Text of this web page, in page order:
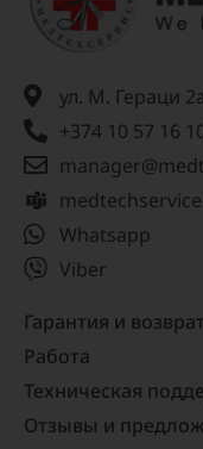
ул. М. Гераци
+374 10 57 16
medtechservice
Whatsapp
Viber
Гарантия и
Работа
Техническая
Отзывы и